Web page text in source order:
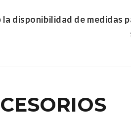
disponibilidad de medidas